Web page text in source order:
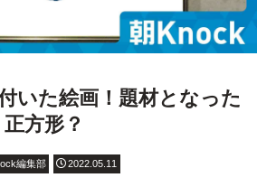
いた絵画！題材となった
方形？
編集部 2022.05.11